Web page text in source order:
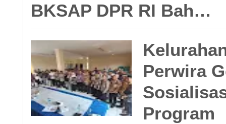
BKSAP DPR RI Bah…
Perwira
Program